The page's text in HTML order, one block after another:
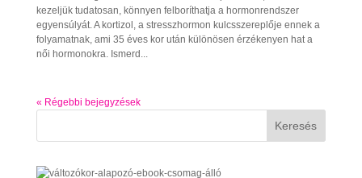
kezeljük tudatosan, könnyen felboríthatja a hormonrendszer
egyensúlyát. A kortizol, a stresszhormon kulcsszereplője ennek a
folyamatnak, ami 35 éves kor után különösen érzékenyen hat a
női hormonokra. Ismerd...
« Régebbi bejegyzések
Keresés